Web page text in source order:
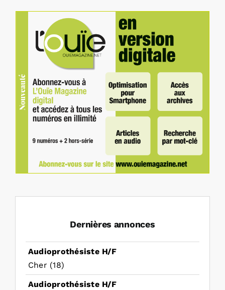
Dernières annonces
Audioprothésiste H/F
Cher (18)
Audioprothésiste H/F